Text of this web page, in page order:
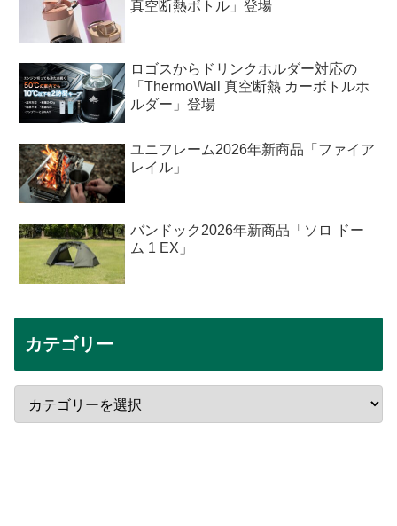
真空断熱ボトル」登場
ロゴスからドリンクホルダー対応の
「ThermoWall 真空断熱 カーボトルホ
ルダー」登場
ユニフレーム2026年新商品「ファイア
レイル」
バンドック2026年新商品「ソロ ドー
ム 1 EX」
カテゴリー